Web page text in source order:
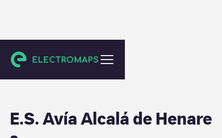
Alcalá de Henares
E.S. Avía Alcalá de Henare